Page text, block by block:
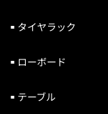
タイヤラック
ローボード
テーブル